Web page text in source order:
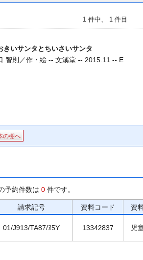
1 件中、 1 件目
きいサンタとちいさいサンタ
智則／作・絵 -- 文溪堂 -- 2015.11 -- E
の棚へ
予約件数は 0 件です。
請求記号 資料コード 資
01/J913/TA87/ﾇ5Y 13342837 児